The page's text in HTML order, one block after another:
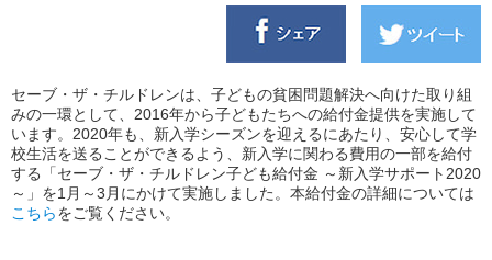
セーブ・ザ・チルドレンは、子どもの貧困問題解決へ向けた取り組
みの一環として、2016年から子どもたちへの給付金提供を実施して
います。2020年も、新入学シーズンを迎えるにあたり、安心して学
校生活を送ることができるよう、新入学に関わる費用の一部を給付
する「セーブ・ザ・チルドレン子ども給付金 ～新入学サポート2020
～」を1月～3月にかけて実施しました。本給付金の詳細については
こちらをご覧ください。